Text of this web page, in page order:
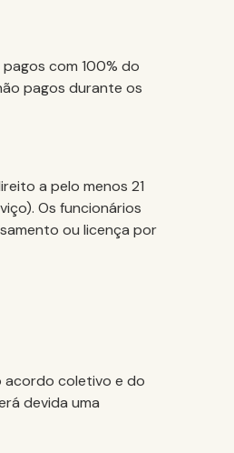
com 100% do
pagos durante os
a pelo menos 21
Os funcionários
ou licença por
coletivo e do
devida uma